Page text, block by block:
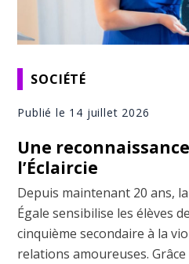
SOCIÉTÉ
Publié le 14 juillet 2026
Une
l’Éclaircie
Depuis maintenant 20 ans,
Égale sensibilise les élèves
cinquième secondaire à la
relations amoureuses.